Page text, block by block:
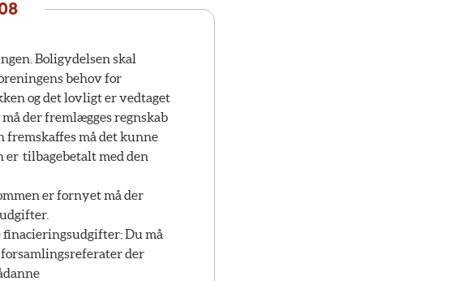
Boligydelsen skal
behov for
og det lovligt er vedtaget
der fremlægges regnskab
må det kunne
er tilbagebetalt med den
er fornyet må der
Du må
der